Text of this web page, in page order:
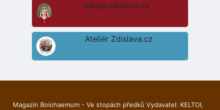
eshop.zdislava.cz
Ateliér Zdislava.cz
Magazín Boiohaemum - Ve stopách předků Vydavatel: KELTOI,